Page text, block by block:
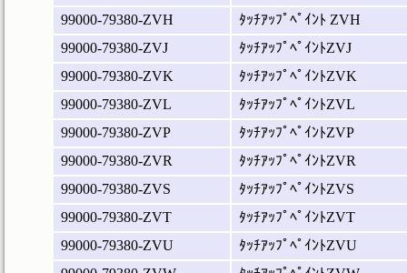
99000-79380-ZVH
ﾀｯﾁｱｯﾌﾟﾍﾟｲﾝﾄ ZVH
99000-79380-ZVJ
ﾀｯﾁｱｯﾌﾟﾍﾟｲﾝﾄZVJ
99000-79380-ZVK
ﾀｯﾁｱｯﾌﾟﾍﾟｲﾝﾄZVK
99000-79380-ZVL
ﾀｯﾁｱｯﾌﾟﾍﾟｲﾝﾄZVL
99000-79380-ZVP
ﾀｯﾁｱｯﾌﾟﾍﾟｲﾝﾄZVP
99000-79380-ZVR
ﾀｯﾁｱｯﾌﾟﾍﾟｲﾝﾄZVR
99000-79380-ZVS
ﾀｯﾁｱｯﾌﾟﾍﾟｲﾝﾄZVS
99000-79380-ZVT
ﾀｯﾁｱｯﾌﾟﾍﾟｲﾝﾄZVT
99000-79380-ZVU
ﾀｯﾁｱｯﾌﾟﾍﾟｲﾝﾄZVU